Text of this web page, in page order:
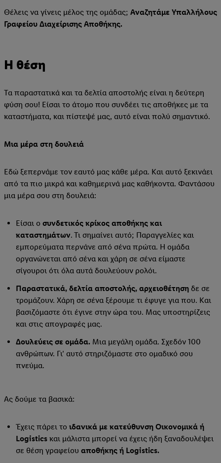
Θέλεις να γίνεις μέλος της ομάδας; Αναζητάμε Υπαλλήλους
Γραφείου Διαχείρισης Αποθήκης.
Η θέση
Τα παραστατικά και τα δελτία αποστολής είναι η δεύτερη
φύση σου! Είσαι το άτομο που συνδέει τις αποθήκες με τα
καταστήματα, και πίστεψέ μας, αυτό είναι πολύ σημαντικό.
Μια μέρα στη δουλειά
Εδώ ξεπερνάμε τον εαυτό μας κάθε μέρα. Και αυτό ξεκινάει
από τα πιο μικρά και καθημερινά μας καθήκοντα. Φαντάσου
μια μέρα σου στη δουλειά:
Είσαι ο συνδετικός κρίκος αποθήκης και
καταστημάτων. Τι σημαίνει αυτό; Παραγγελίες και
εμπορεύματα περνάνε από σένα πρώτα. Η ομάδα
οργανώνεται από σένα και χάρη σε σένα είμαστε
σίγουροι ότι όλα αυτά δουλεύουν ρολόι.
Παραστατικά, δελτία αποστολής, αρχειοθέτηση δε σε
τρομάζουν. Χάρη σε σένα ξέρουμε τι έφυγε για που. Και
βασιζόμαστε ότι έγινε στην ώρα του. Μας υποστηρίζεις
και στις απογραφές μας.
Δουλεύεις σε ομάδα. Μια μεγάλη ομάδα. Σχεδόν 100
ανθρώπων. Γι’ αυτό στηριζόμαστε στο ομαδικό σου
πνεύμα.
Ας δούμε τα βασικά:
Έχεις πάρει το ιδανικά με κατεύθυνση Οικονομικά ή
Logistics και μάλιστα μπορεί να έχεις ήδη ξαναδουλέψει
σε θέση γραφείου αποθήκης ή Logistics.